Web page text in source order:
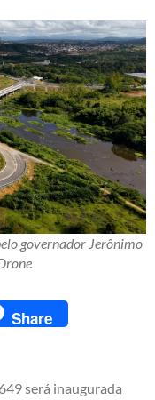
governador Jerônimo
Share
será inaugurada